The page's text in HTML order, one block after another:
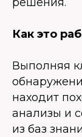
Как это
Выполняя
находит
анализы и
из баз